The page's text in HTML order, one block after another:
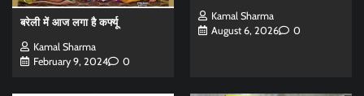
बरेली में आज लगा है कर्फ्यू
Kamal Sharma
February 9, 2024
0
Kamal Sharma
August 6, 2026
0